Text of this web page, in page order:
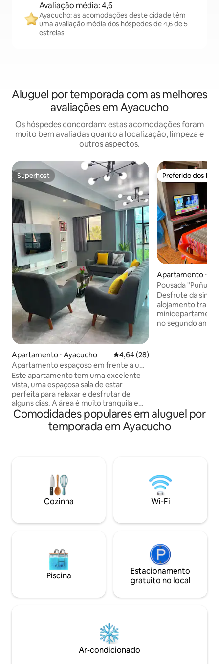
Avaliação média: 4,6
Ayacucho: as acomodações deste cidade têm
uma avaliação média dos hóspedes de 4,6 de 5
estrelas
Aluguel por temporada com as melhores
avaliações em Ayacucho
Os hóspedes concordam: estas acomodações foram
muito bem avaliadas quanto a localização, limpeza e
outros aspectos.
Superhost
Superhost
Apartamento ⋅ Ayacucho 4,64 de uma avaliação média
4,64 (28)
Apartamento espaçoso em frente a um
parque
Este apartamento tem uma excelente
vista, uma espaçosa sala de estar
perfeita para relaxar e desfrutar de
alguns dias. A área é muito tranquila e
segura, a apenas 5 minutos da praça
principal, com um belo parque em
frente, a universidade a 3 quarteirões de
utensílios de cozinha, água quente,
Smart TV, Netflix, Wi-Fi disponível, área
de trabalho, máquina de lavar roupa,
ferro de passar roupa, toalhas
Preferido dos
Preferido dos
Apartamento ⋅
Pousada "Puñuy
cidade
Desfrute da
alojamento
no segundo
qualquer
você precisar
Comodidades populares em aluguel por
temporada em Ayacucho
Cozinha Wi-Fi
Piscina
Estacionamento
gratuito no local
Ar-condicionado